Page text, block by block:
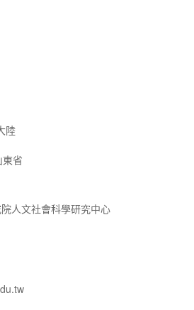
陸
省
人文社會科學研究中心